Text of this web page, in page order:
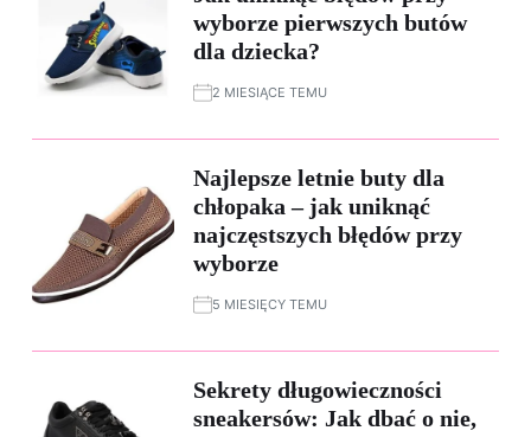
wyborze pierwszych butów
dla dziecka?
2 MIESIĄCE TEMU
Najlepsze letnie buty dla
chłopaka – jak uniknąć
najczęstszych błędów przy
wyborze
5 MIESIĘCY TEMU
Sekrety długowieczności
sneakersów: Jak dbać o nie,